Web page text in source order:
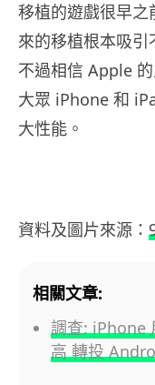
移植的遊戲很早之
來的移植根本吸引
不過相信 Apple
大眾 iPhone 和
大性能。
資料及圖片來源：
相關文章:
調查: iPhone
高 轉投